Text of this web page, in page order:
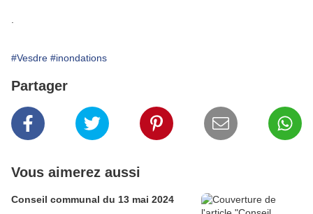
#Vesdre #inondations
Partager
Vous aimerez aussi
Conseil communal du 13 mai 2024